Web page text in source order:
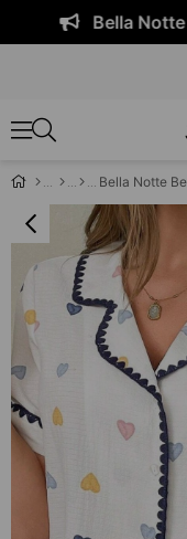
Bella Notte <